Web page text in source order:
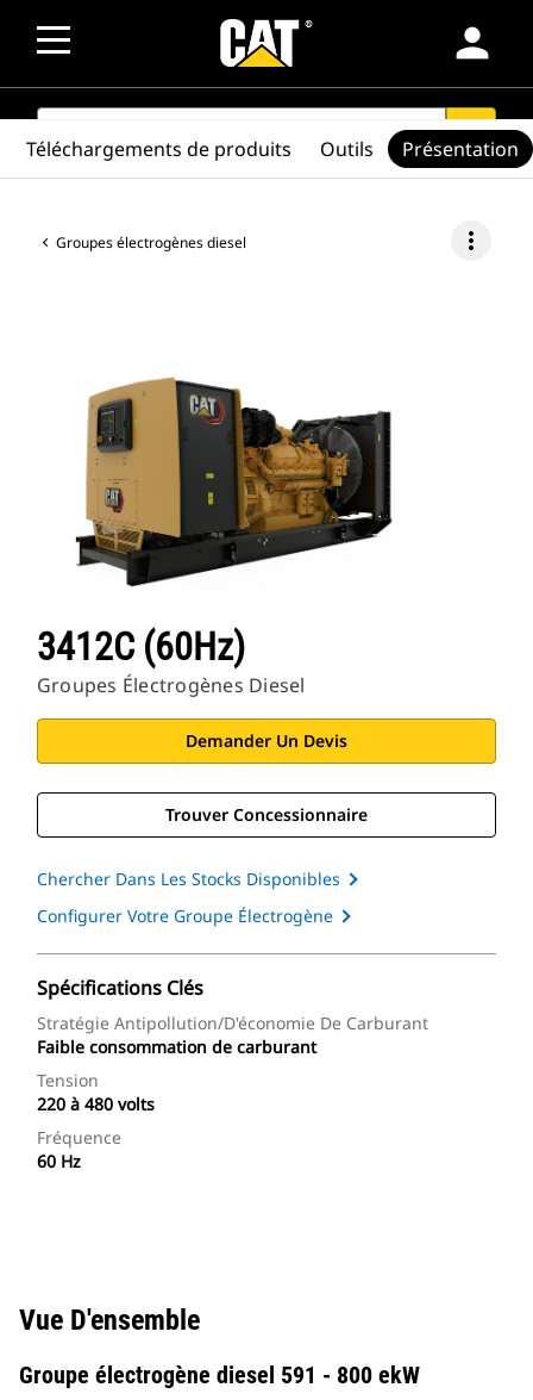
person
SEARCH search
Groupes électrogènes diesel more_vert
3412C (60Hz)
Groupes Électrogènes Diesel
Demander Un Devis
Trouver Concessionnaire
Chercher Dans Les Stocks Disponibles
Configurer Votre Groupe Électrogène
Spécifications Clés
Stratégie Antipollution/d'économie De Carburant
Faible consommation de carburant
Tension
220 à 480 volts
Fréquence
60 Hz
Téléchargements de produits Outils Présentation
Vue D'ensemble
Groupe électrogène diesel 591 - 800 ekW